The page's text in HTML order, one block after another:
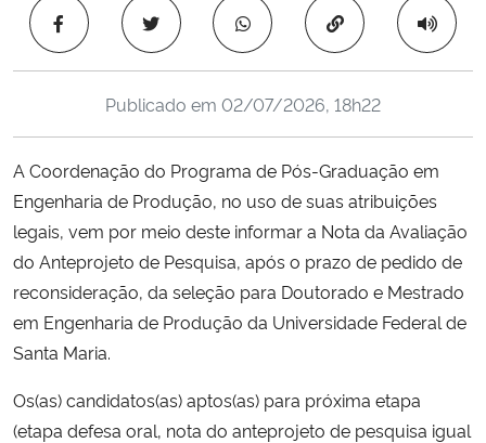
Ministério da Saúde
Ministério de Minas e Energia
Ministério da Ciência, Tecnologia, Inovações e Comunicações
Ministério do Meio Ambiente
Ministério do Turismo
Ministério do Desenvolvimento Regional
Controladoria-Geral da União
Ministério da Mulher, da Família e dos Direitos Humanos
Copiar para área
Publicado em 02/07/2026, 18h22
A Coordenação do Programa de Pós-Graduação em
Engenharia de Produção, no uso de suas atribuições
legais, vem por meio deste informar a Nota da Avaliação
do Anteprojeto de Pesquisa, após o prazo de pedido de
reconsideração, da seleção para Doutorado e Mestrado
em Engenharia de Produção da Universidade Federal de
Santa Maria.
Os(as) candidatos(as) aptos(as) para próxima etapa
(etapa defesa oral, nota do anteprojeto de pesquisa igual